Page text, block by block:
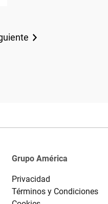
Grupo América
Privacidad
Términos y Condiciones